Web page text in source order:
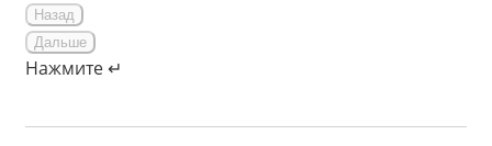
Назад
Дальше
Нажмите ↵